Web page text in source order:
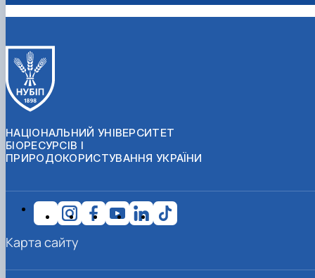
НАЦІОНАЛЬНИЙ УНІВЕРСИТЕТ
БІОРЕСУРСІВ І
ПРИРОДОКОРИСТУВАННЯ УКРАЇНИ
Карта сайту